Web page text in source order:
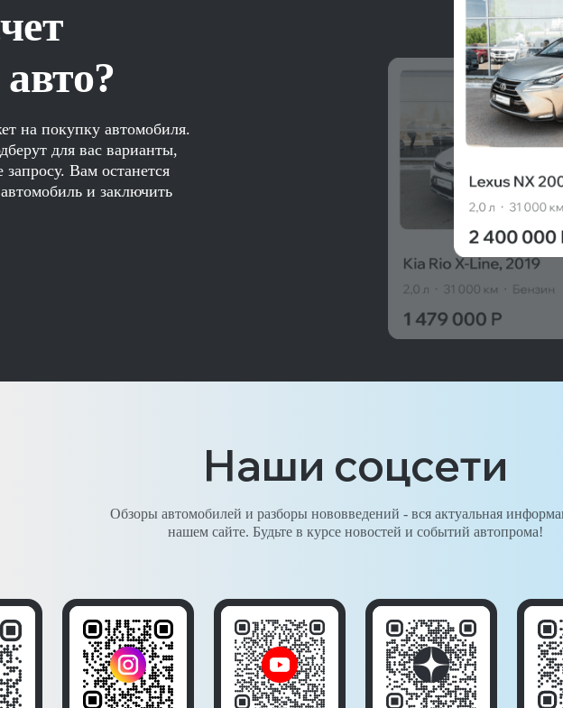
на покупку автомобиля.
для вас варианты,
Вам останется
и заключить
Наши соцсети
Обзоры автомобилей и разборы нововведений - вся актуальная
нашем сайте. Будьте в курсе новостей и событий автопрома!